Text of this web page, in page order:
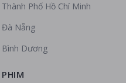
Thành Phố Hồ Chí Minh
Đà Nẵng
Bình Dương
PHIM